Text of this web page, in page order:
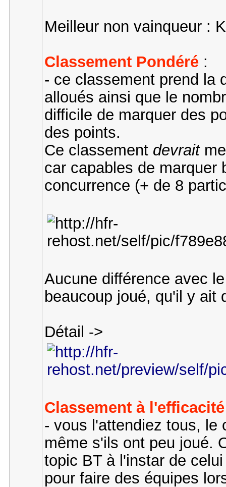
Meilleur non vainqueur :
Classement Pondéré :
- ce classement prend la
alloués ainsi que le
difficile de marquer des
des points.
Ce classement devrait
car capables de marquer
concurrence (+ de 8
Aucune différence avec
beaucoup joué, qu'il y ait
Détail ->
Classement à
- vous l'attendiez tous, le
même s'ils ont peu joué.
topic BT à l'instar de
pour faire des équipes